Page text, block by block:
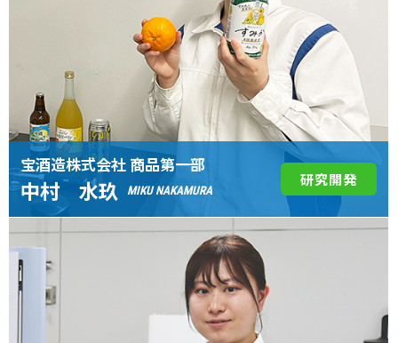
宝酒造株式会社 商品第一部
中村 水玖 MIKU NAKAMURA
研究開発